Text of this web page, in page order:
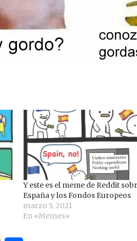
Y este es el meme de Reddit
España y los Fondos Europeos
marzo 5, 2021
En «Memes»